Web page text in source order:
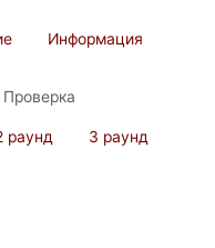
Информация
Проверка
раунд 3 раунд